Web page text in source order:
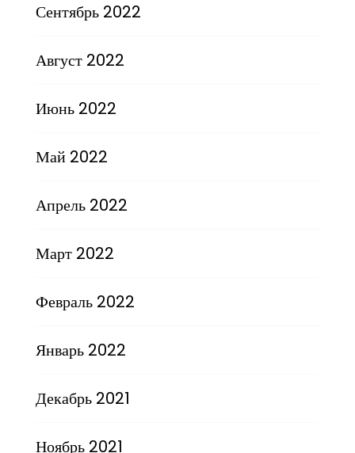
Сентябрь 2022
Август 2022
Июнь 2022
Май 2022
Апрель 2022
Март 2022
Февраль 2022
Январь 2022
Декабрь 2021
Ноябрь 2021